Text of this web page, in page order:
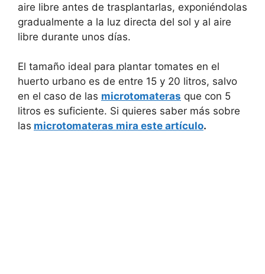
aire libre antes de trasplantarlas, exponiéndolas
gradualmente a la luz directa del sol y al aire
libre durante unos días.
El tamaño ideal para plantar tomates en el
huerto urbano es de entre 15 y 20 litros, salvo
en el caso de las microtomateras que con 5
litros es suficiente. Si quieres saber más sobre
las microtomateras mira este artículo.